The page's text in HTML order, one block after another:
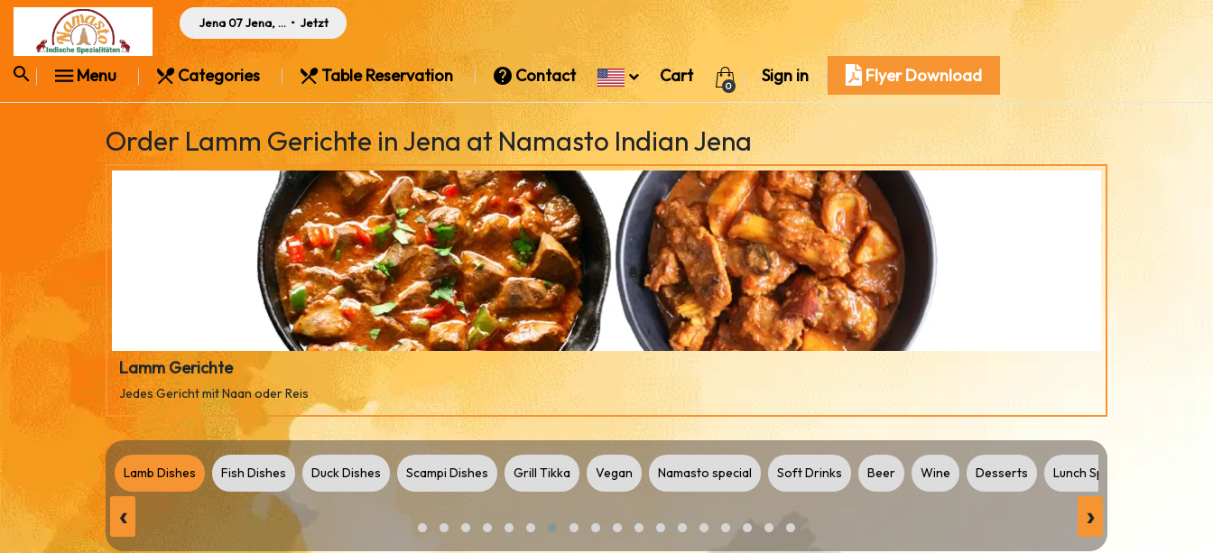
Jena 07 Jena, Germany
• Jetzt
Menu Categories Table Reservation Contact Cart
0
Sign in Flyer Download
Order Lamm Gerichte in Jena at Namasto Indian Jena
Lamm Gerichte
Jedes Gericht mit Naan oder Reis
Lamb Dishes Fish Dishes Duck Dishes Scampi Dishes Grill Tikka Vegan Namasto special Soft Drinks Beer Wine Desserts Lunch Specials
‹ ›